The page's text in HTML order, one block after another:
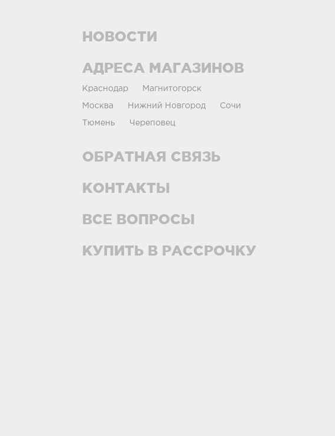
НОВОСТИ
АДРЕСА МАГАЗИНОВ
Краснодар Магнитогорск
Москва Нижний Новгород Сочи
Тюмень Череповец
ОБРАТНАЯ СВЯЗЬ
КОНТАКТЫ
ВСЕ ВОПРОСЫ
КУПИТЬ В РАССРОЧКУ